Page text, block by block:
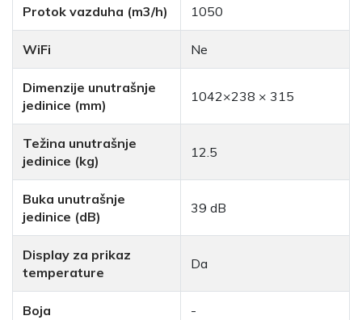
Protok vazduha (m3/h) 1050
WiFi Ne
Dimenzije unutrašnje
jedinice (mm)
1042×238 × 315
Težina unutrašnje
jedinice (kg)
12.5
Buka unutrašnje
jedinice (dB)
39 dB
Display za prikaz
temperature
Da
Boja -